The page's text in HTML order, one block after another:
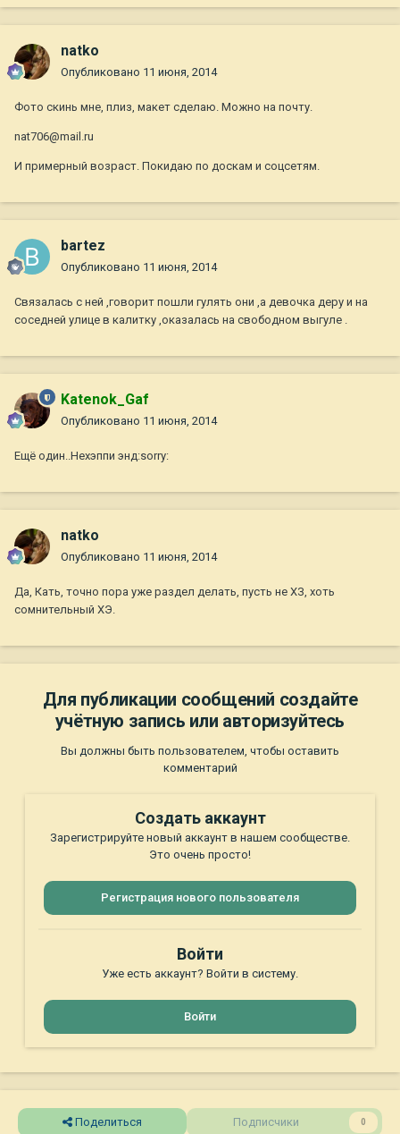
natko
Опубликовано 11 июня, 2014
Фото скинь мне, плиз, макет сделаю. Можно на почту.
nat706@mail.ru
И примерный возраст. Покидаю по доскам и соцсетям.
bartez
Опубликовано 11 июня, 2014
Связалась с ней ,говорит пошли гулять они ,а девочка деру и на
соседней улице в калитку ,оказалась на свободном выгуле .
Katenok_Gaf
Опубликовано 11 июня, 2014
Ещё один..Нехэппи энд:sorry:
natko
Опубликовано 11 июня, 2014
Да, Кать, точно пора уже раздел делать, пусть не ХЗ, хоть
сомнительный ХЭ.
Для публикации сообщений создайте
учётную запись или авторизуйтесь
Вы должны быть пользователем, чтобы оставить
комментарий
Создать аккаунт
Зарегистрируйте новый аккаунт в нашем сообществе.
Это очень просто!
Регистрация нового пользователя
Войти
Уже есть аккаунт? Войти в систему.
Войти
Поделиться Подписчики 0